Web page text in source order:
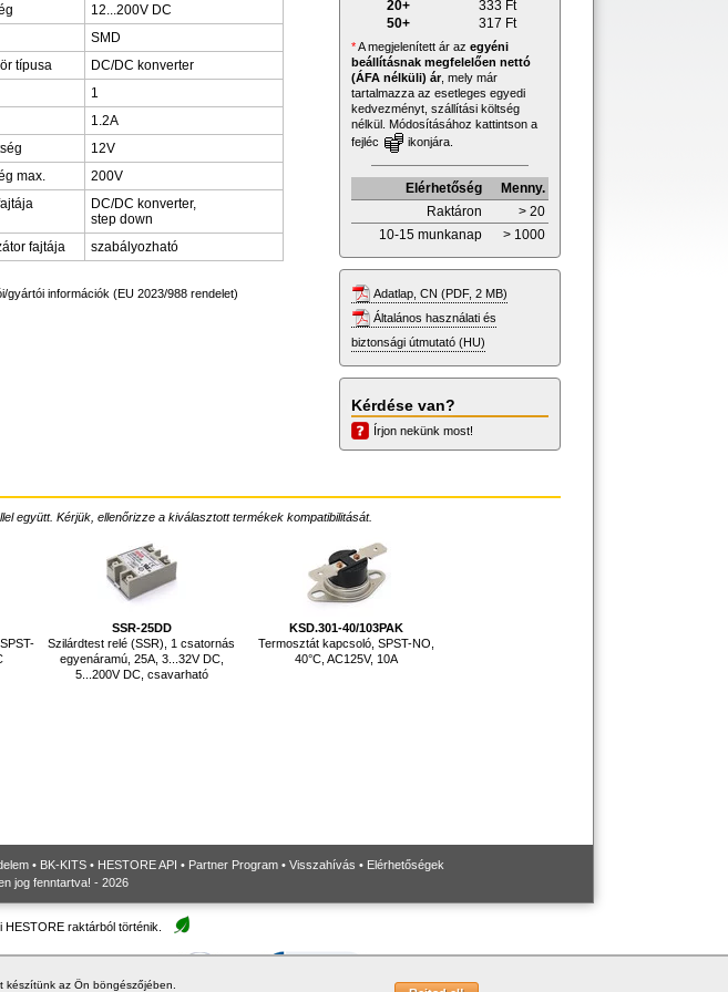
12...200V DC
SMD
típusa
DC/DC konverter
1
1.2A
12V
max.
200V
DC/DC konverter,
step down
fajtája
szabályozható
gyártói információk (EU 2023/988 rendelet)
20+ 333 Ft
50+
317 Ft
*A megjelenített ár az egyéni
beállításnak megfelelően nettó
(ÁFA nélküli) ár, mely már
tartalmazza az esetleges egyedi
kedvezményt, szállítási költség
nélkül. Módosításához kattintson a
fejléc
ikonjára.
Elérhetőség
Menny.
Raktáron
> 20
10-15 munkanap
> 1000
Adatlap, CN (PDF, 2 MB)
Általános használati és
biztonsági útmutató (HU)
Kérdése van?
Írjon nekünk most!
együtt. Kérjük, ellenőrizze a kiválasztott termékek kompatibilitását.
SSR-25DD
Szilárdtest relé (SSR), 1 csatornás
egyenáramú, 25A, 3...32V DC,
5...200V DC, csavarható
KSD.301-40/103PAK
Termosztát kapcsoló, SPST-NO,
40°C, AC125V, 10A
• BK-KITS • HESTORE API • Partner Program • Visszahívás • Elérhetőségek
jog fenntartva! - 2026
készítünk az Ön böngészőjében.
raktárból történik.